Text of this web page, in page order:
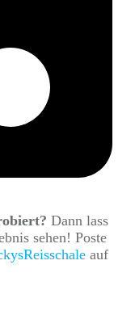
Dann lass
sehen! Poste
auf